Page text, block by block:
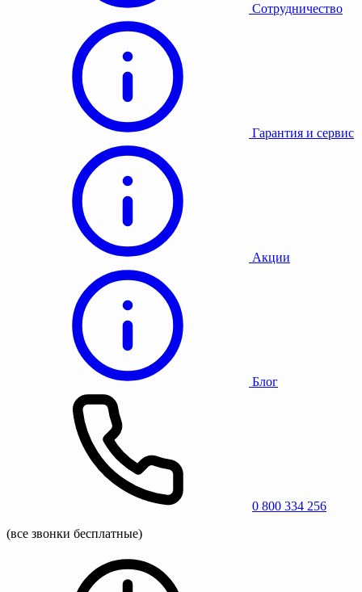
Сотрудничество
Гарантия и сервис
Акции
Блог
0 800 334 256
(все звонки бесплатные)